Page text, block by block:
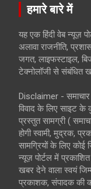
हमारे बारे में
यह एक हिंदी वेब न्यूज़
अलावा राजनीति,
जगत, लाइफस्टाइल,
टेक्नोलॉजी से संबंधित
Disclaimer -
विवाद के लिए साइट के
प्रस्तुत सामग्री (
होगी स्वामी, मुद्रक,
सामग्रियों के लिए कोई
न्यूज़ पोर्टल में
खबर देने वाला स्वयं
प्रकाशक, संपादक की